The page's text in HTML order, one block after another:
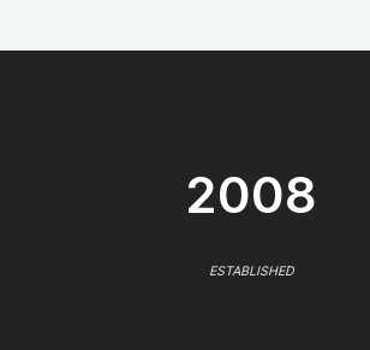
2008
ESTABLISHED